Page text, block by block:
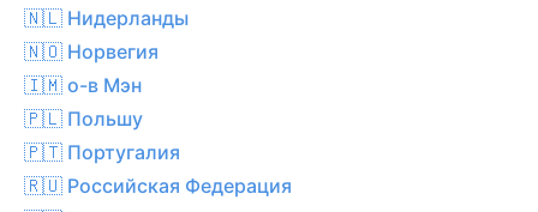
🇳🇱 Нидерланды
🇳🇴 Норвегия
🇮🇲 о-в Мэн
🇵🇱 Польшу
🇵🇹 Португалия
🇷🇺 Российская Федерация